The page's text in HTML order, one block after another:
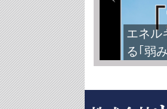
FIFA